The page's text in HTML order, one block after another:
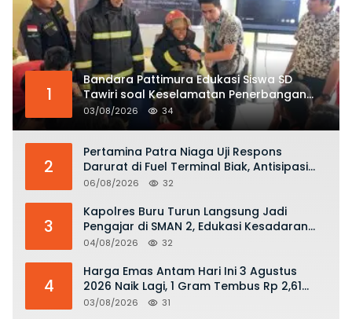
1
Bandara Pattimura Edukasi Siswa SD
Tawiri soal Keselamatan Penerbangan
dan Bahaya Bermain Layang-layang di
KKOP
03/08/2026 34
2
Pertamina Patra Niaga Uji Respons
Darurat di Fuel Terminal Biak, Antisipasi
Risiko Kebakaran dan Tumpahan BBM
06/08/2026 32
3
Kapolres Buru Turun Langsung Jadi
Pengajar di SMAN 2, Edukasi Kesadaran
Hukum dan Stop Kekerasan
04/08/2026 32
4
Harga Emas Antam Hari Ini 3 Agustus
2026 Naik Lagi, 1 Gram Tembus Rp 2,61
Juta
03/08/2026 31